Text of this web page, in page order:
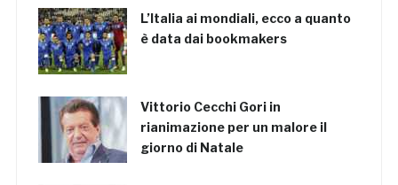
L’Italia ai mondiali, ecco a quanto
è data dai bookmakers
Vittorio Cecchi Gori in
rianimazione per un malore il
giorno di Natale